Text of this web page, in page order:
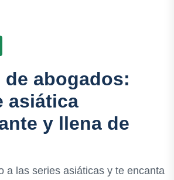
de abogados:
asiática
y llena de
a las series asiáticas y te encanta